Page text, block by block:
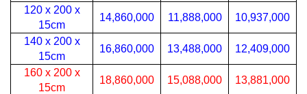
120 x 200 x
15cm
14,860,000 11,888,000 10,937,000
140 x 200 x
15cm
16,860,000 13,488,000 12,409,000
160 x 200 x
15cm
18,860,000 15,088,000 13,881,000